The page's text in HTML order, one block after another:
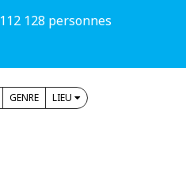
128 personnes
GENRE LIEU